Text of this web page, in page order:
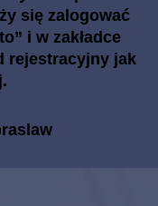
się zalogować
i w zakładce
rejestracyjny jak